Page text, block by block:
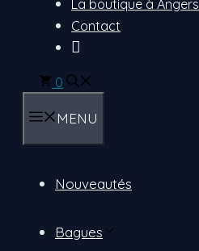
La boutique à Angers
Contact
0
MENU
Nouveautés
Bagues